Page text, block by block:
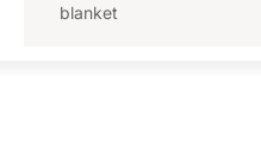
blanket